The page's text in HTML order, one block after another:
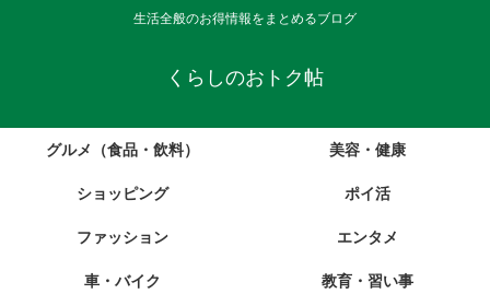
生活全般のお得情報をまとめるブログ
くらしのおトク帖
グルメ（食品・飲料） 美容・健康
ショッピング ポイ活
ファッション エンタメ
車・バイク 教育・習い事